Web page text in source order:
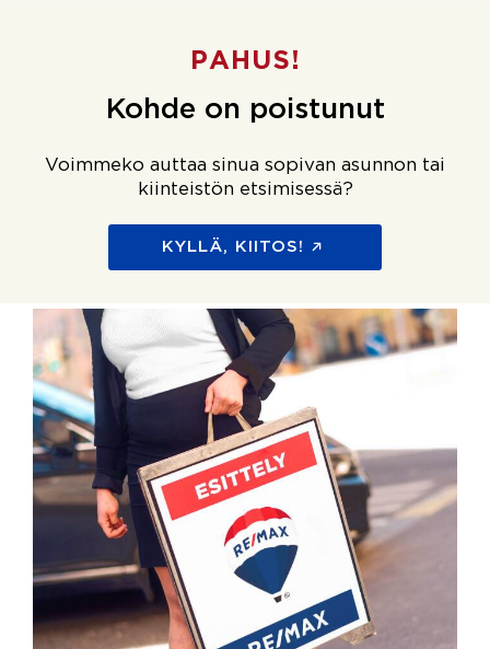
PAHUS!
Kohde on poistunut
Voimmeko auttaa sinua sopivan asunnon tai
kiinteistön etsimisessä?
KYLLÄ, KIITOS!